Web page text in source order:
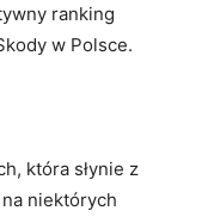
ranking
w Polsce.
która słynie z
niektórych